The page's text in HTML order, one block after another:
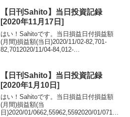
【日刊Sahito】当日投資記録
[2020年11月17日]
はい！Sahitoです。当日損益日付損益額
(月間)損益額(当日)2020/11/02-82,701-
82,7012020/11/04-84,012-
【日刊Sahito】当日投資記録
[2020年1月10日]
はい！Sahitoです。当日損益日付損益額
(月間)損益額(当
日)2020/01/0662,55962,5592020/01/0718